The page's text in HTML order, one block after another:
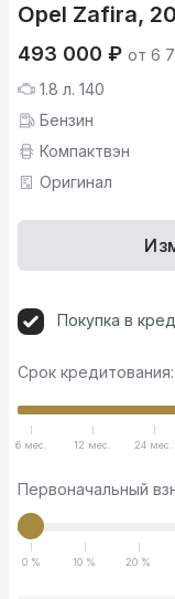
Opel Zafira,
493 000 ₽ от 6
1.8 л. 140
Бензин
Компактвэн
Оригинал
Покупка в
Срок кредитования:
6 мес. 12 мес. 24 мес.
Первоначальный
0 % 10 % 20 %